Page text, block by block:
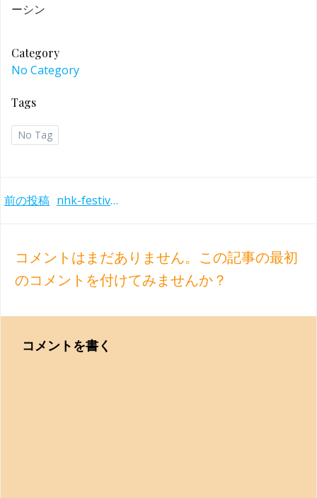
ーシン
Category
No Category
Tags
No Tag
Post
前の投稿 nhk-festival2011-kissin-interview
コメントはまだありません。この記事の最初
のコメントを付けてみませんか？
コメントを書く